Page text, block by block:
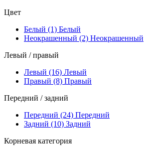
Цвет
Белый (1) Белый
Неокрашенный (2) Неокрашенный
Левый / правый
Левый (16) Левый
Правый (8) Правый
Передний / задний
Передний (24) Передний
Задний (10) Задний
Корневая категория